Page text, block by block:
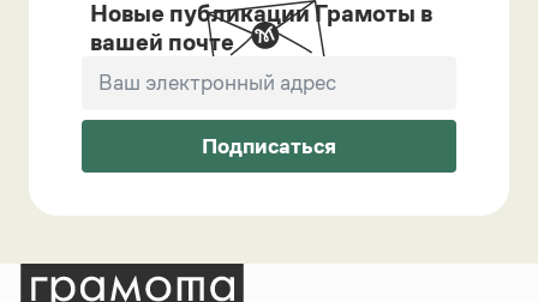
Новые публикации Грамоты в
вашей почте
Подписаться